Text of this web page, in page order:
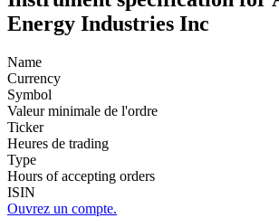
Energy Industries Inc
Name
Currency
Symbol
Valeur minimale de l'ordre
Ticker
Heures de trading
Type
Hours of accepting orders
ISIN
Ouvrez un compte.